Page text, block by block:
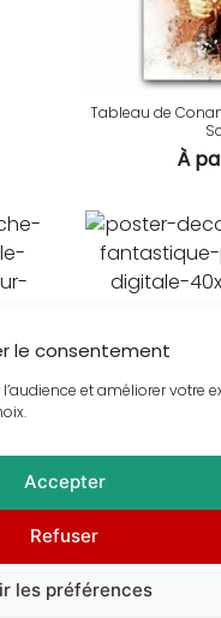
le consentement
et améliorer votre
Accepter
Refuser
les préférences
Tableau de
À
Poster icônes
À